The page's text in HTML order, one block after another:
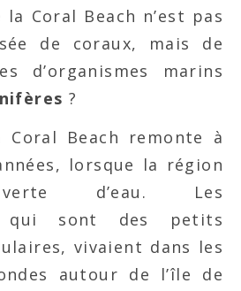
la Coral Beach n’est pas
de coraux, mais de
d’organismes marins
?
Coral Beach remonte à
lorsque la région
d’eau. Les
qui sont des petits
vivaient dans les
autour de l’île de